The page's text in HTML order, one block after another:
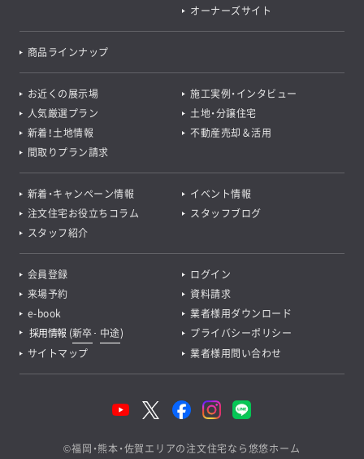
オーナーズサイト
商品ラインナップ
お近くの展示場
施工実例・インタビュー
人気厳選プラン
土地・分譲住宅
新着！土地情報
不動産売却＆活用
間取りプラン請求
新着・キャンペーン情報
イベント情報
注文住宅お役立ちコラム
スタッフブログ
スタッフ紹介
会員登録
ログイン
来場予約
資料請求
e-book
業者様用ダウンロード
採用情報 (新卒･ 中途)
プライバシーポリシー
サイトマップ
業者様用問い合わせ
©福岡・熊本・佐賀エリアの注文住宅なら悠悠ホーム